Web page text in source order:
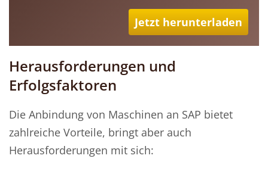
Jetzt herunterladen
Herausforderungen und
Erfolgsfaktoren
Die Anbindung von Maschinen an SAP bietet
zahlreiche Vorteile, bringt aber auch
Herausforderungen mit sich: